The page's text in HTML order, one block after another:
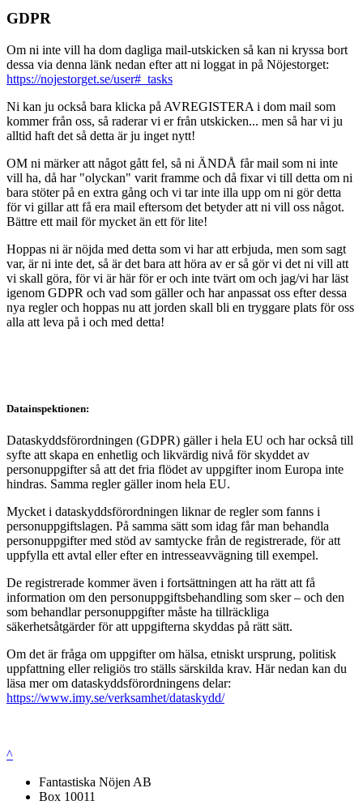
GDPR
Om ni inte vill ha dom dagliga mail-utskicken så kan ni kryssa bort
dessa via denna länk nedan efter att ni loggat in på Nöjestorget:
https://nojestorget.se/user#_tasks
Ni kan ju också bara klicka på AVREGISTERA i dom mail som
kommer från oss, så raderar vi er från utskicken... men så har vi ju
alltid haft det så detta är ju inget nytt!
OM ni märker att något gått fel, så ni ÄNDÅ får mail som ni inte
vill ha, då har "olyckan" varit framme och då fixar vi till detta om ni
bara stöter på en extra gång och vi tar inte illa upp om ni gör detta
för vi gillar att få era mail eftersom det betyder att ni vill oss något.
Bättre ett mail för mycket än ett för lite!
Hoppas ni är nöjda med detta som vi har att erbjuda, men som sagt
var, är ni inte det, så är det bara att höra av er så gör vi det ni vill att
vi skall göra, för vi är här för er och inte tvärt om och jag/vi har läst
igenom GDPR och vad som gäller och har anpassat oss efter dessa
nya regler och hoppas nu att jorden skall bli en tryggare plats för oss
alla att leva på i och med detta!
Datainspektionen:
Dataskyddsförordningen (GDPR) gäller i hela EU och har också till
syfte att skapa en enhetlig och likvärdig nivå för skyddet av
personuppgifter så att det fria flödet av uppgifter inom Europa inte
hindras. Samma regler gäller inom hela EU.
Mycket i dataskyddsförordningen liknar de regler som fanns i
personuppgiftslagen. På samma sätt som idag får man behandla
personuppgifter med stöd av samtycke från de registrerade, för att
uppfylla ett avtal eller efter en intresseavvägning till exempel.
De registrerade kommer även i fortsättningen att ha rätt att få
information om den personuppgiftsbehandling som sker – och den
som behandlar personuppgifter måste ha tillräckliga
säkerhetsåtgärder för att uppgifterna skyddas på rätt sätt.
Om det är fråga om uppgifter om hälsa, etniskt ursprung, politisk
uppfattning eller religiös tro ställs särskilda krav. Här nedan kan du
läsa mer om dataskyddsförordningens delar:
https://www.imy.se/verksamhet/dataskydd/
^
Fantastiska Nöjen AB
Box 10011